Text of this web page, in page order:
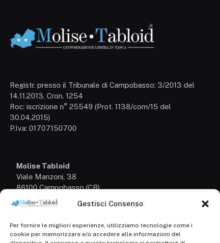
Gestisci Consenso
Per fornire le migliori esperienze, utilizziamo tecnologie come i
cookie per memorizzare e/o accedere alle informazioni del
Registr. presso il Tribunale di Campobasso: 3/2013 del
14.11.2013, Cron. 1254
Roc: iscrizione n° 25549 (Prot. 1138/com/15 del
30.04.2015)
P.Iva: 01707150700
Molise Tabloid
Viale Manzoni, 38
86100 Campobasso (CB)
+39 3333169466
Scrivici a: